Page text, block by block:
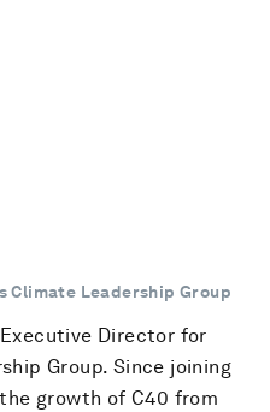
Climate Leadership Group
Director for
Group. Since joining
growth of C40 from